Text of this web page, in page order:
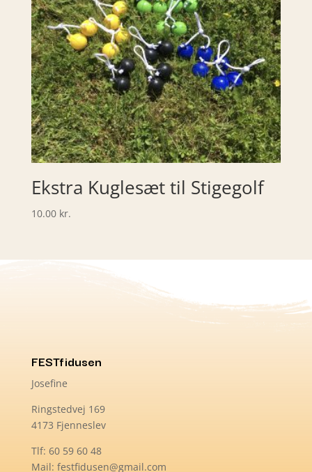
Ekstra Kuglesæt til Stigegolf
10.00 kr.
FESTfidusen
Josefine
Ringstedvej 169
4173 Fjenneslev
Tlf: 60 59 60 48
Mail: festfidusen@gmail.com